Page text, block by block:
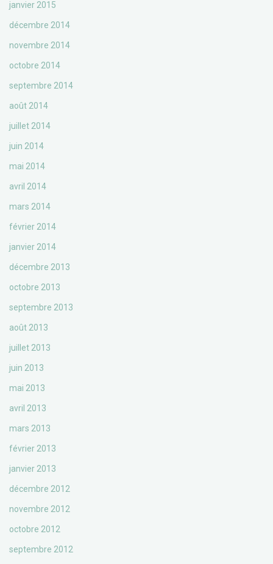
janvier 2015
décembre 2014
novembre 2014
octobre 2014
septembre 2014
août 2014
juillet 2014
juin 2014
mai 2014
avril 2014
mars 2014
février 2014
janvier 2014
décembre 2013
octobre 2013
septembre 2013
août 2013
juillet 2013
juin 2013
mai 2013
avril 2013
mars 2013
février 2013
janvier 2013
décembre 2012
novembre 2012
octobre 2012
septembre 2012